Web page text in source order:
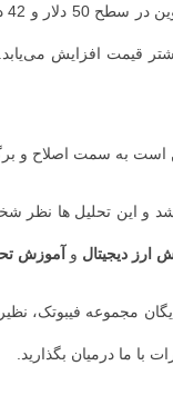
است به سمت اصلاح
این تحلیل ها نظر
ارز دیجیتال و آموزش
مجموعه فیبوتک،
ما درمیان بگذارید.